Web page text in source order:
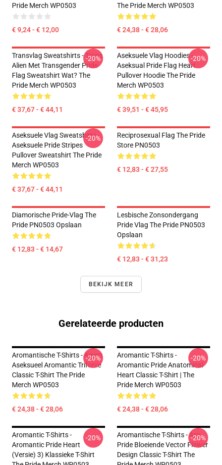
Pride Merch WP0503
€ 9,24 - € 12,00
The Pride Merch WP0503
€ 24,38 - € 28,06
Transvlag Sweatshirts - Trans
Alien Met Transgender Pride
Flag Sweatshirt Wat? The
Pride Merch WP0503
€ 37,67 - € 44,11
-20%
Aseksuele Vlag Hoodies -
Aseksual Pride Flag Heart
Pullover Hoodie The Pride
Merch WP0503
€ 39,51 - € 45,95
-20%
Aseksuele Vlag Sweatshirts -
Aseksuele Pride Stripes
Pullover Sweatshirt The Pride
Merch WP0503
€ 37,67 - € 44,11
-20%
Reciprosexual Flag The Pride
Store PN0503
€ 12,83 - € 27,55
Diamorische Pride-Vlag The
Pride PN0503 Opslaan
€ 12,83 - € 14,67
Lesbische Zonsondergang
Pride Vlag The Pride PN0503
Opslaan
€ 12,83 - € 31,23
BEKIJK MEER
Gerelateerde producten
Aromantische T-Shirts - Agent
Aseksueel Aromantic Triforce
Classic T-Shirt The Pride
Merch WP0503
€ 24,38 - € 28,06
-20%
Aromantic T-Shirts -
Aromantic Pride Anatomical
Heart Classic T-Shirt | The
Pride Merch WP0503
€ 24,38 - € 28,06
-20%
Aromantic T-Shirts -
Aromantic Pride Heart
(versie) 3) Klassieke T-Shirt
-20%
Aromantische T-Shirts - Aro
Pride Bloeiende Vector Flower
Design Classic T-Shirt The
-20%